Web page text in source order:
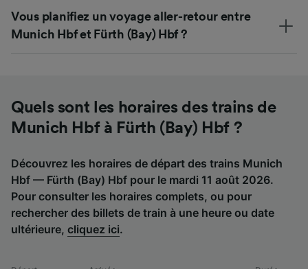
Vous planifiez un voyage aller-retour entre
Munich Hbf et Fürth (Bay) Hbf ?
Quels sont les horaires des trains de
Munich Hbf à Fürth (Bay) Hbf ?
Découvrez les horaires de départ des trains Munich
Hbf — Fürth (Bay) Hbf pour le mardi 11 août 2026.
Pour consulter les horaires complets, ou pour
rechercher des billets de train à une heure ou date
ultérieure, cliquez ici.